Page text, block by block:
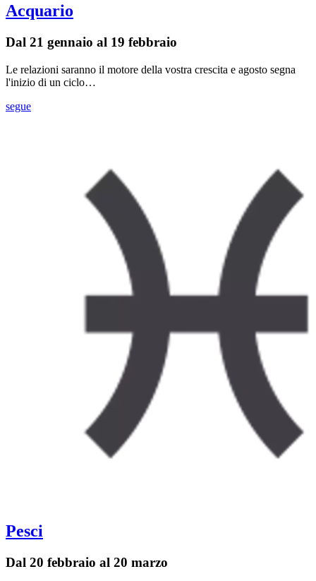
Acquario
Dal 21 gennaio al 19 febbraio
Le relazioni saranno il motore della vostra crescita e agosto segna
l'inizio di un ciclo…
segue
Pesci
Dal 20 febbraio al 20 marzo